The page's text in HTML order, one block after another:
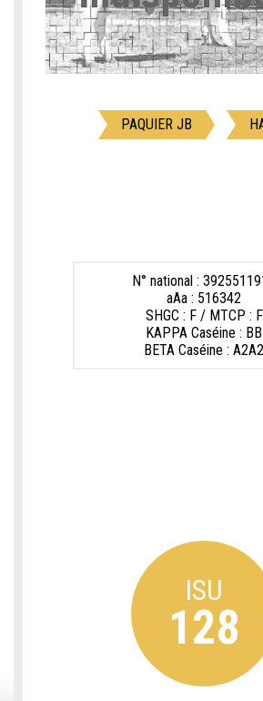
PAQUIER JB
N° national :
aAa : 516342
SHGC : F / MTCP : F
KAPPA Caséine : BB
BETA Caséine : A2A2
ISU
128